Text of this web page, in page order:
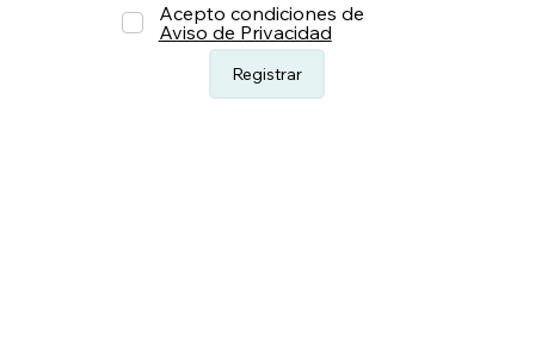
Registrar
Acepto condiciones de
Aviso de Privacidad